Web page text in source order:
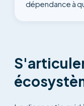
dépendance à